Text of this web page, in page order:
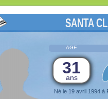
SANTA
AGE
31
ans
Né le 19 avril 1994 à